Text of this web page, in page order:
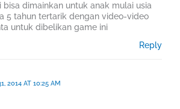
bisa dimainkan untuk anak mulai usia
5 tahun tertarik dengan video-video
untuk dibelikan game ini
Reply
2014 AT 10:25 AM